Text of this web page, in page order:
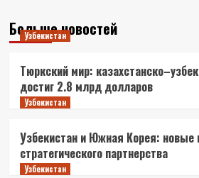
Больше новостей
Узбекистан
Тюркский мир:
достиг 2.8 млрд долларов
Узбекистан
Узбекистан и Южная Корея: новые
стратегического партнерства
Узбекистан